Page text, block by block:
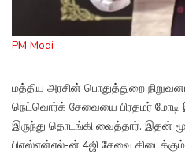
PM Modi
மத்திய அரசின் பொதுத்துறை
நெட்வொர்க் சேவையை பிரதமர் மோடி
இருந்து தொடங்கி வைத்தார். இதன்
பிஎஸ்என்எல்-ன் 4ஜி சேவை